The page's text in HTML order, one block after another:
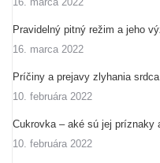
Pravidelný pitný režim a jeho
16. marca 2022
Príčiny a prejavy zlyhania srdca
10. februára 2022
Cukrovka – aké sú jej príznaky
10. februára 2022